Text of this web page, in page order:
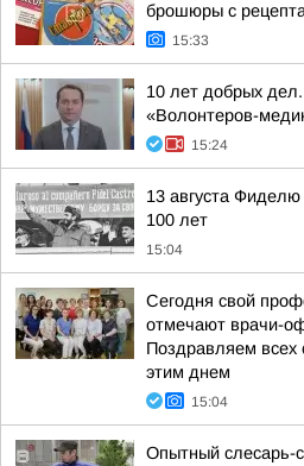
брошюры с
15:33
10 лет добрых
«Волонтеров-
15:24
13 августа
100 лет
15:04
Сегодня свой
отмечают врачи-
Поздравляем всех
этим днем
15:04
Опытный слесарь-